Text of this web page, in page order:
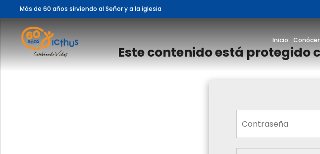
Más de 60 años sirviendo al Señor y a la iglesia
Inicio
Este contenido está protegido